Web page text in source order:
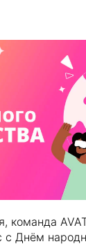
команда
с Днём